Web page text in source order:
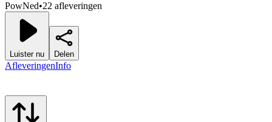
PowNed•22 afleveringen
Luister nu Delen
AfleveringenInfo